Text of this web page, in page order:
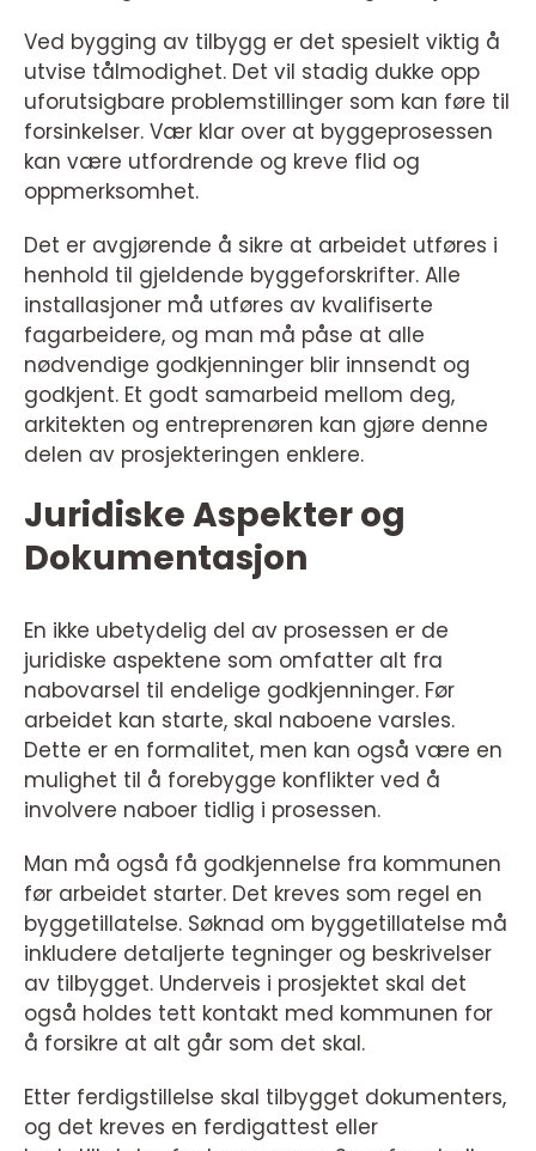
Ved bygging av tilbygg er det spesielt viktig å
utvise tålmodighet. Det vil stadig dukke opp
uforutsigbare problemstillinger som kan føre til
forsinkelser. Vær klar over at byggeprosessen
kan være utfordrende og kreve flid og
oppmerksomhet.
Det er avgjørende å sikre at arbeidet utføres i
henhold til gjeldende byggeforskrifter. Alle
installasjoner må utføres av kvalifiserte
fagarbeidere, og man må påse at alle
nødvendige godkjenninger blir innsendt og
godkjent. Et godt samarbeid mellom deg,
arkitekten og entreprenøren kan gjøre denne
delen av prosjekteringen enklere.
Juridiske Aspekter og
Dokumentasjon
En ikke ubetydelig del av prosessen er de
juridiske aspektene som omfatter alt fra
nabovarsel til endelige godkjenninger. Før
arbeidet kan starte, skal naboene varsles.
Dette er en formalitet, men kan også være en
mulighet til å forebygge konflikter ved å
involvere naboer tidlig i prosessen.
Man må også få godkjennelse fra kommunen
før arbeidet starter. Det kreves som regel en
byggetillatelse. Søknad om byggetillatelse må
inkludere detaljerte tegninger og beskrivelser
av tilbygget. Underveis i prosjektet skal det
også holdes tett kontakt med kommunen for
å forsikre at alt går som det skal.
Etter ferdigstillelse skal tilbygget dokumenters,
og det kreves en ferdigattest eller